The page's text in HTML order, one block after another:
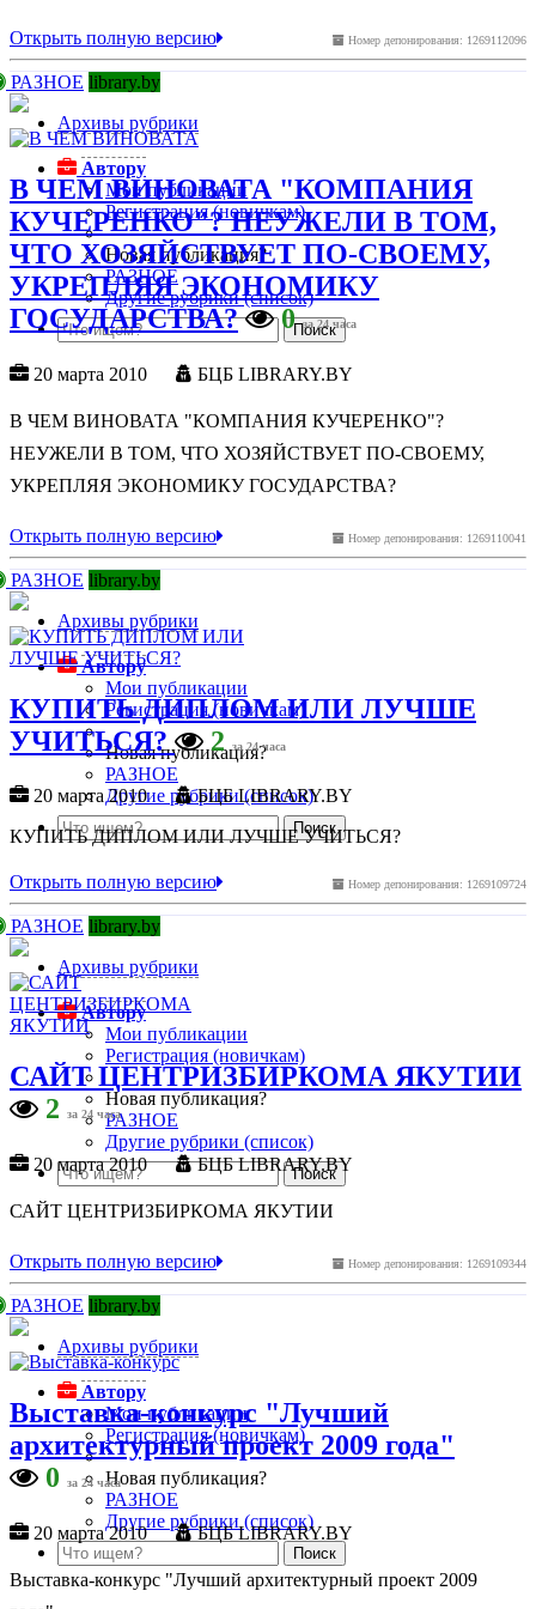
Номер депонирования: 1269112096
Открыть полную версию
РАЗНОЕ library.by
Архивы рубрики
Автору
Мои публикации
Регистрация (новичкам)
Новая публикация?
РАЗНОЕ
Другие рубрики (список)
В ЧЕМ ВИНОВАТА "КОМПАНИЯ
КУЧЕРЕНКО"? НЕУЖЕЛИ В ТОМ,
ЧТО ХОЗЯЙСТВУЕТ ПО-СВОЕМУ,
УКРЕПЛЯЯ ЭКОНОМИКУ
ГОСУДАРСТВА?
0 за 24 часа
20 марта 2010 БЦБ LIBRARY.BY
В ЧЕМ ВИНОВАТА "КОМПАНИЯ КУЧЕРЕНКО"?
НЕУЖЕЛИ В ТОМ, ЧТО ХОЗЯЙСТВУЕТ ПО-СВОЕМУ,
УКРЕПЛЯЯ ЭКОНОМИКУ ГОСУДАРСТВА?
Номер депонирования: 1269110041
Открыть полную версию
РАЗНОЕ library.by
Архивы рубрики
Автору
Мои публикации
Регистрация (новичкам)
Новая публикация?
РАЗНОЕ
Другие рубрики (список)
КУПИТЬ ДИПЛОМ ИЛИ ЛУЧШЕ
УЧИТЬСЯ?
2 за 24 часа
20 марта 2010
БЦБ LIBRARY.BY
КУПИТЬ ДИПЛОМ ИЛИ ЛУЧШЕ УЧИТЬСЯ?
Номер депонирования: 1269109724
Открыть полную версию
РАЗНОЕ library.by
Архивы рубрики
Автору
Мои публикации
Регистрация (новичкам)
Новая публикация?
РАЗНОЕ
Другие рубрики (список)
САЙТ ЦЕНТРИЗБИРКОМА ЯКУТИИ
2
за 24 часа
20 марта 2010 БЦБ LIBRARY.BY
САЙТ ЦЕНТРИЗБИРКОМА ЯКУТИИ
Номер депонирования: 1269109344
Открыть полную версию
РАЗНОЕ library.by
Архивы рубрики
Автору
Мои публикации
Регистрация (новичкам)
Новая публикация?
РАЗНОЕ
Другие рубрики (список)
Выставка-конкурс "Лучший
архитектурный проект 2009 года"
0
за 24 часа
20 марта 2010 БЦБ LIBRARY.BY
Выставка-конкурс "Лучший архитектурный проект 2009